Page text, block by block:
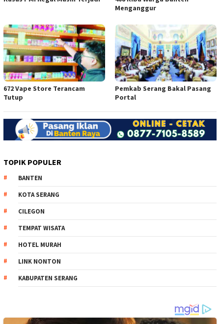
Menganggur
672 Vape Store Terancam
Tutup
Pemkab Serang Bakal Pasang
Portal
TOPIK POPULER
BANTEN
KOTA SERANG
CILEGON
TEMPAT WISATA
HOTEL MURAH
LINK NONTON
KABUPATEN SERANG